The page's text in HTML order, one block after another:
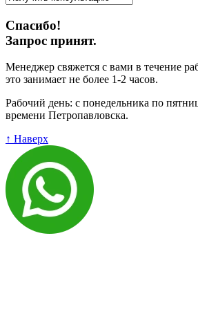
Спасибо!
Запрос принят.
Менеджер свяжется с вами в течение
это занимает не более 1-2 часов.
Рабочий день: с понедельника по
времени Петропавловска.
↑ Наверх